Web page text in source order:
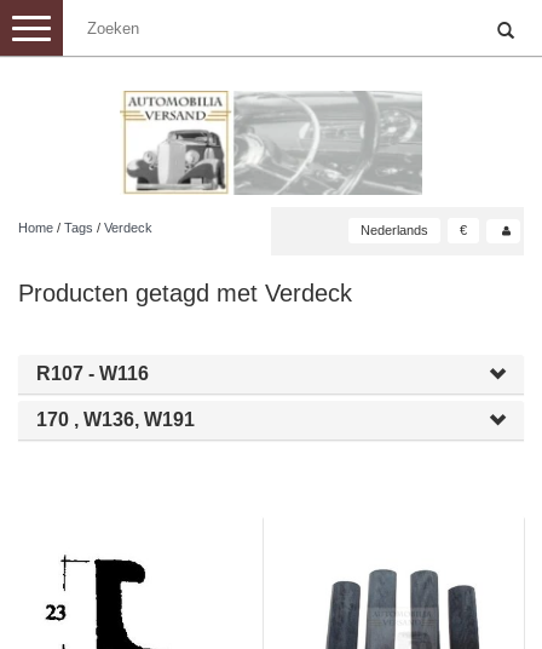
Toggle
navigation
Home / Tags / Verdeck Nederlands €
Producten getagd met Verdeck
R107 - W116
170 , W136, W191